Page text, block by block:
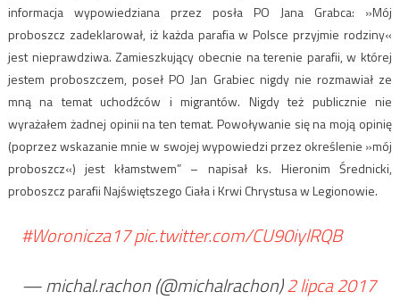
informacja wypowiedziana przez posła PO Jana Grabca: »Mój
proboszcz zadeklarował, iż każda parafia w Polsce przyjmie rodziny«
jest nieprawdziwa. Zamieszkujący obecnie na terenie parafii, w której
jestem proboszczem, poseł PO Jan Grabiec nigdy nie rozmawiał ze
mną na temat uchodźców i migrantów. Nigdy też publicznie nie
wyrażałem żadnej opinii na ten temat. Powoływanie się na moją opinię
(poprzez wskazanie mnie w swojej wypowiedzi przez określenie »mój
proboszcz«) jest kłamstwem” – napisał ks. Hieronim Średnicki,
proboszcz parafii Najświętszego Ciała i Krwi Chrystusa w Legionowie.
#Woronicza17pic.twitter.com/CU90iylRQB
— michal.rachon (@michalrachon)2 lipca 2017